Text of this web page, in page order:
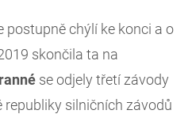
postupně chýlí ke konci a o
skončila ta na
se odjely třetí závody
republiky silničních závodů